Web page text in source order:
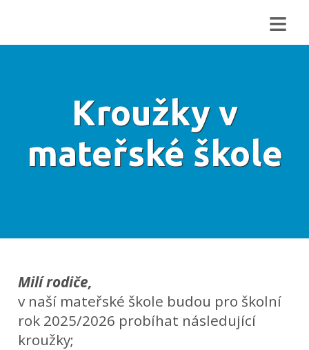
≡
Kroužky v
mateřské škole
Milí rodiče,
v naší mateřské škole budou pro školní
rok 2025/2026 probíhat následující
kroužky;